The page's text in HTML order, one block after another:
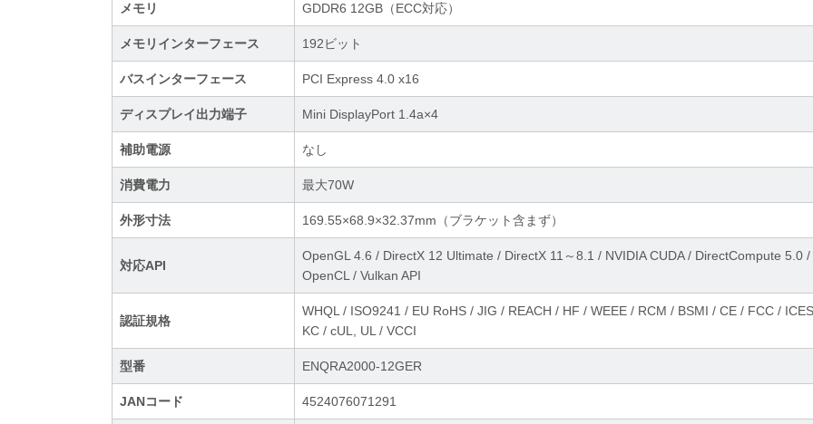
メモリ GDDR6 12GB（ECC対応）
メモリインターフェース 192ビット
バスインターフェース PCI Express 4.0 x16
ディスプレイ出力端子 Mini DisplayPort 1.4a×4
補助電源 なし
消費電力 最大70W
外形寸法 169.55×68.9×32.37mm（ブラケット含まず）
対応API
OpenGL 4.6 / DirectX 12 Ultimate / DirectX 11～8.1 / NVIDIA CUDA / DirectCompute 5.0 /
OpenCL / Vulkan API
認証規格
WHQL / ISO9241 / EU RoHS / JIG / REACH / HF / WEEE / RCM / BSMI / CE / FCC /
KC / cUL, UL / VCCI
型番 ENQRA2000-12GER
JANコード 4524076071291